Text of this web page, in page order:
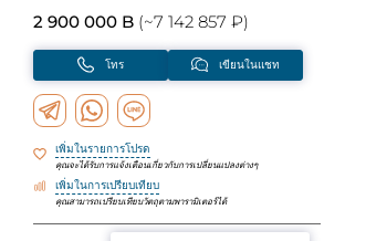
2 900 000 B (~7 142 857 ₽)
โทร เขียนในแชท
เพิ่มในรายการโปรด
คุณจะได้รับการแจ้งเตือนเกี่ยวกับการเปลี่ยนแปลงต่างๆ
เพิ่มในการเปรียบเทียบ
คุณสามารถเปรียบเทียบวัตถุตามพารามิเตอร์ได้